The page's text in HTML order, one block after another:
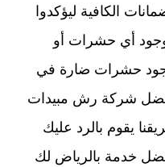
الكافية ليؤكدوا
أي حشرات أو
حشرات ضارة في
شركة رش مبيدات
يقوم بالرد عليك
خدمة بالرياض لك